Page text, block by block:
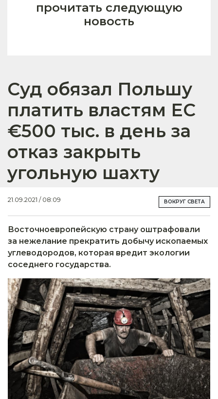
прочитать следующую
новость
Суд обязал Польшу
платить властям ЕС
€500 тыс. в день за
отказ закрыть
угольную шахту
21.09.2021 / 08:09 ВОКРУГ СВЕТА
Восточноевропейскую страну оштрафовали
за нежелание прекратить добычу ископаемых
углеводородов, которая вредит экологии
соседнего государства.